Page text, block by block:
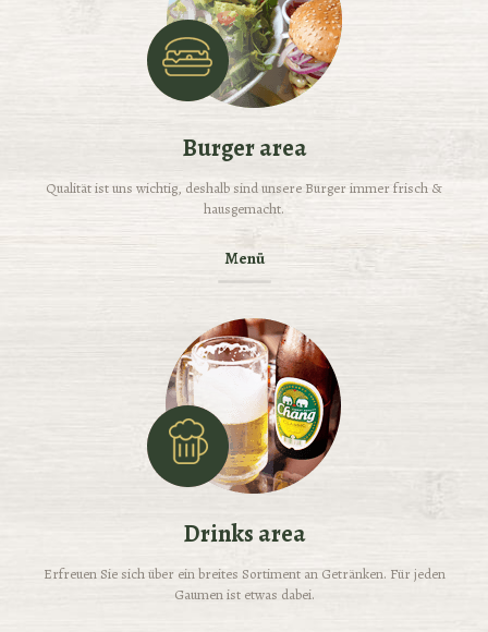
Burger area
Qualität ist uns wichtig, deshalb sind unsere Burger immer frisch &
hausgemacht.
Menü
Drinks area
Erfreuen Sie sich über ein breites Sortiment an Getränken. Für jeden
Gaumen ist etwas dabei.